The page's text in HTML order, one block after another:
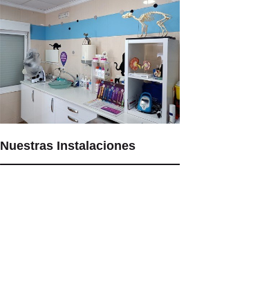
Nuestras Instalaciones